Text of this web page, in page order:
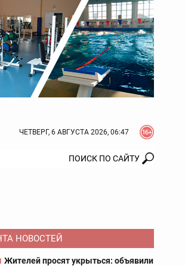
ЧЕТВЕРГ, 6 АВГУСТА 2026, 06:47
НОВОСТЕЙ
Жителей просят укрыться: объявили